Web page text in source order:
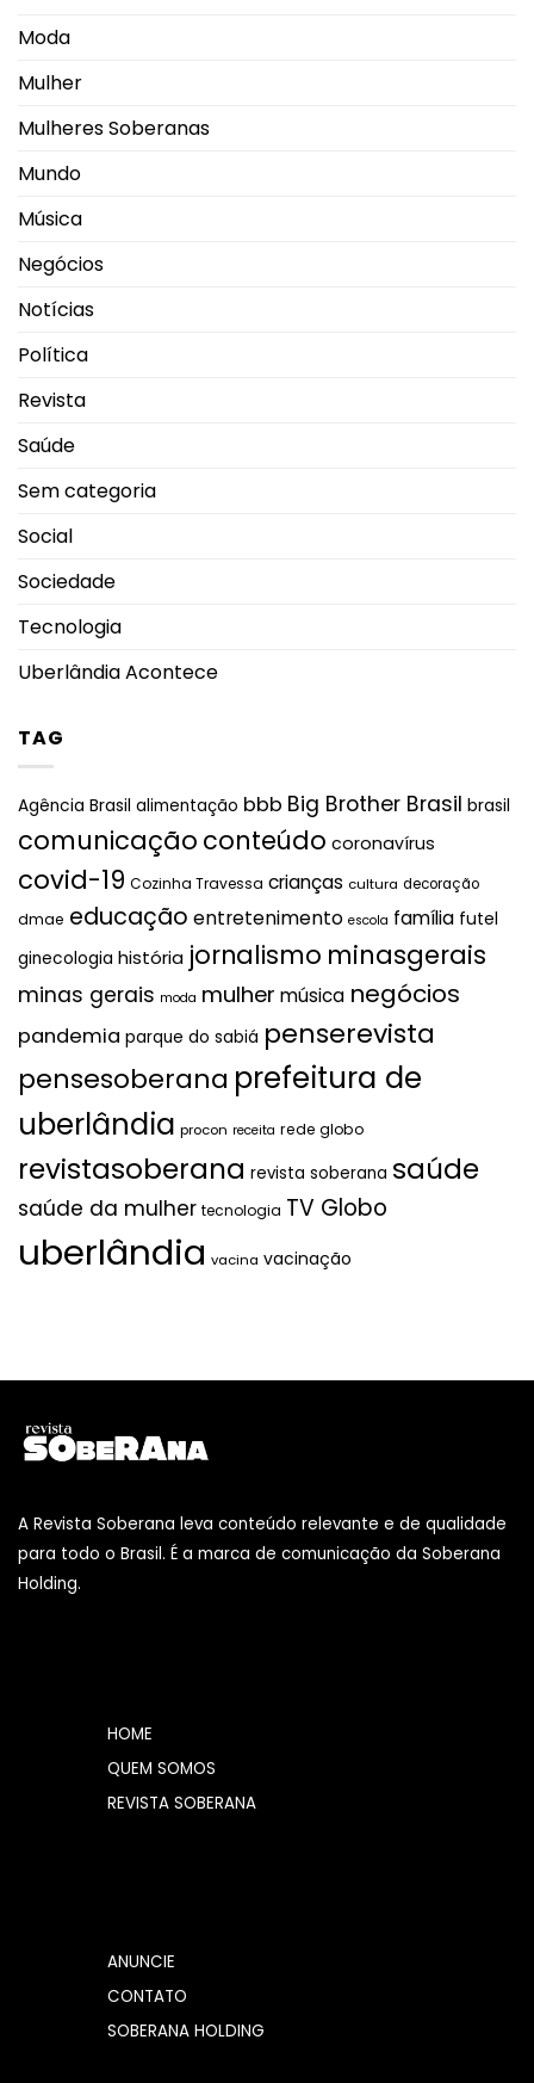
Moda
Mulher
Mulheres Soberanas
Mundo
Música
Negócios
Notícias
Política
Revista
Saúde
Sem categoria
Social
Sociedade
Tecnologia
Uberlândia Acontece
TAG
Agência Brasil alimentação bbb Big Brother Brasil brasil
comunicação conteúdo coronavírus
covid-19 Cozinha Travessa crianças cultura decoração
dmae educação entretenimento escola família futel
ginecologia história jornalismo minasgerais
minas gerais moda mulher música negócios
pandemia parque do sabiá penserevista
pensesoberana prefeitura de
uberlândia procon receita rede globo
revistasoberana revista soberana saúde
saúde da mulher tecnologia TV Globo
uberlândia vacina vacinação
A Revista Soberana leva conteúdo relevante e de qualidade
para todo o Brasil. É a marca de comunicação da Soberana
Holding.
HOME
QUEM SOMOS
REVISTA SOBERANA
ANUNCIE
CONTATO
SOBERANA HOLDING